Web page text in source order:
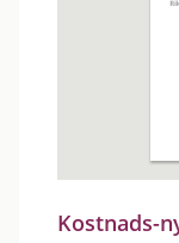
Kostnads-